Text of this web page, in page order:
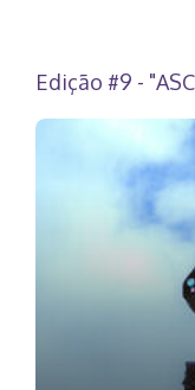
Edição #9 -